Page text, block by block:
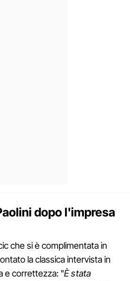
dopo l'impresa
che si è complimentata in
la classica intervista in
e correttezza: "È stata